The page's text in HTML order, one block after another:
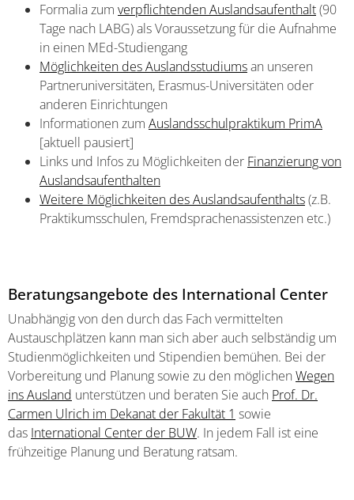
Formalia zum verpflichtenden Auslandsaufenthalt(90
Tage nach LABG) als Voraussetzung für die Aufnahme
in einen MEd-Studiengang
Möglichkeiten des Auslandsstudiumsan unseren
Partneruniversitäten, Erasmus-Universitäten oder
anderen Einrichtungen
Informationen zum Auslandsschulpraktikum PrimA
[aktuell pausiert]
Links und Infos zu Möglichkeiten der Finanzierung von
Auslandsaufenthalten
Weitere Möglichkeiten des Auslandsaufenthalts(z.B.
Praktikumsschulen, Fremdsprachenassistenzen etc.)
Beratungsangebote des International Center
Unabhängig von den durch das Fach vermittelten
Austauschplätzen kann man sich aber auch selbständig um
Studienmöglichkeiten und Stipendien bemühen. Bei der
Vorbereitung und Planung sowie zu den möglichen Wegen
ins Ausland unterstützen und beraten Sie auch Prof. Dr.
Carmen Ulrich im Dekanat der Fakultät 1 sowie
das International Center der BUW. In jedem Fall ist eine
frühzeitige Planung und Beratung ratsam.